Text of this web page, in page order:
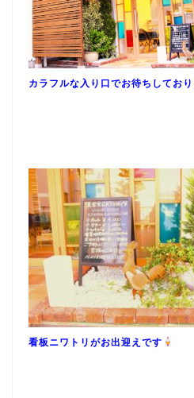
カラフルな入り口でお待ちしてお
看板ニワトリがお出迎えです